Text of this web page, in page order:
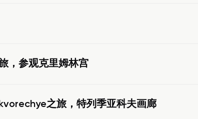
，参观克里姆林宫
之旅，特列季亚科夫画廊